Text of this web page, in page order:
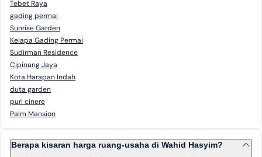
Tebet Raya
gading permai
Sunrise Garden
Kelapa Gading Permai
Sudirman Residence
Cipinang Jaya
Kota Harapan Indah
duta garden
puri cinere
Palm Mansion
Berapa kisaran harga ruang-usaha di Wahid Hasyim?